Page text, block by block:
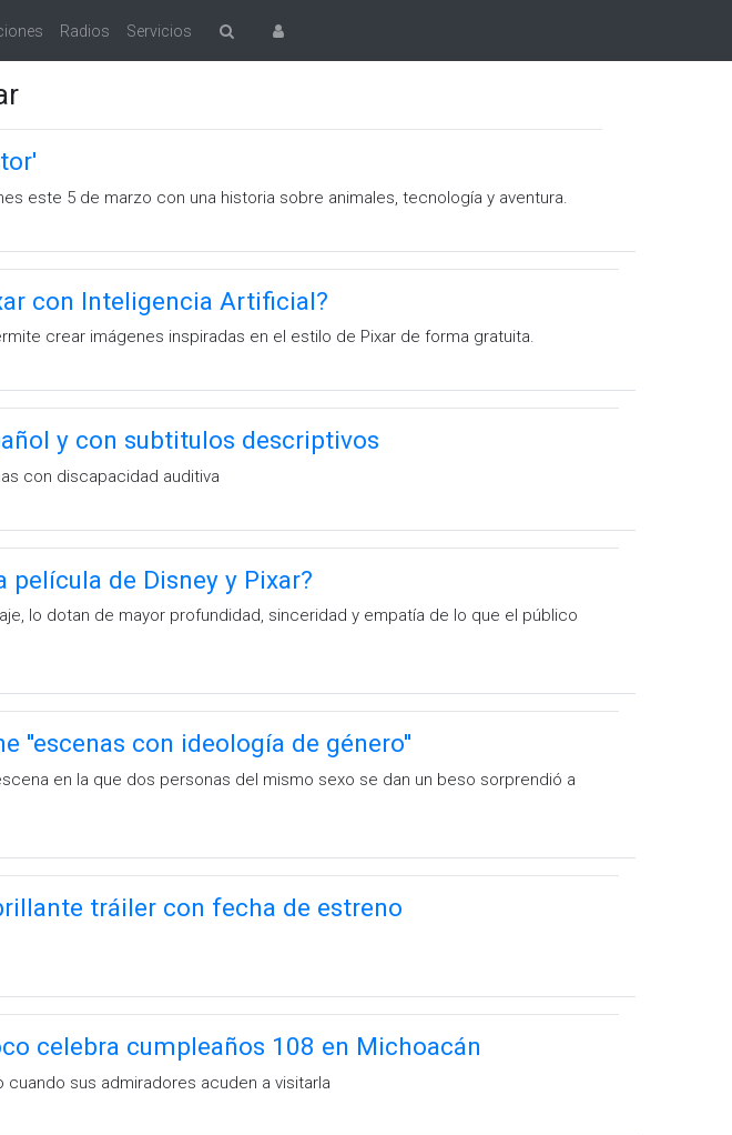
Radios Servicios
este 5 de marzo con una historia sobre animales, tecnología y aventura.
con Inteligencia Artificial?
crear imágenes inspiradas en el estilo de Pixar de forma gratuita.
y con subtitulos descriptivos
con discapacidad auditiva
película de Disney y Pixar?
lo dotan de mayor profundidad, sinceridad y empatía de lo que el público
''escenas con ideología de género''
en la que dos personas del mismo sexo se dan un beso sorprendió a
tráiler con fecha de estreno
celebra cumpleaños 108 en Michoacán
sus admiradores acuden a visitarla